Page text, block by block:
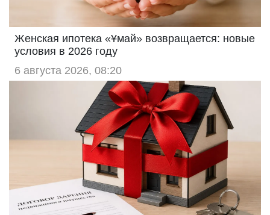
Женская ипотека «Ұмай» возвращается: новые
условия в 2026 году
6 августа 2026, 08:20